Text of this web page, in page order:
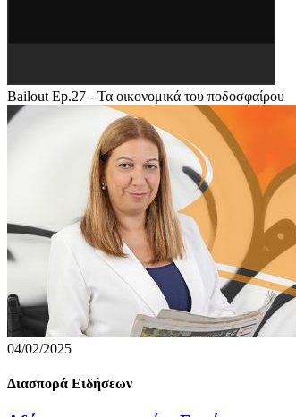
Bailout Ep.27 - Τα οικονομικά του ποδοσφαίρου
04/02/2025
Διασπορά Ειδήσεων